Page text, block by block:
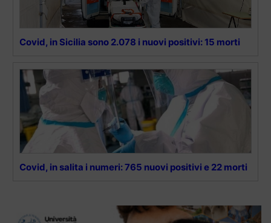
Covid, in Sicilia sono 2.078 i nuovi positivi: 15 morti
Covid, in salita i numeri: 765 nuovi positivi e 22 morti